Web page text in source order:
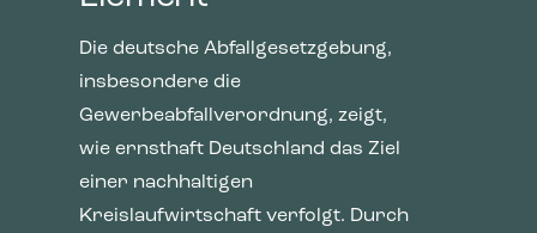
Die deutsche Abfallgesetzgebung,
insbesondere die
Gewerbeabfallverordnung, zeigt,
wie ernsthaft Deutschland das Ziel
einer nachhaltigen
Kreislaufwirtschaft verfolgt. Durch